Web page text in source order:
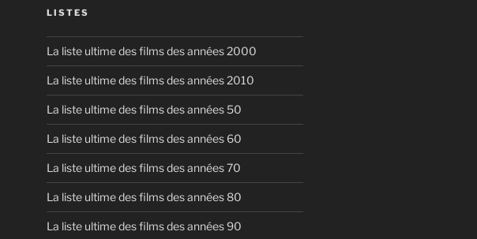
LISTES
La liste ultime des films des années 2000
La liste ultime des films des années 2010
La liste ultime des films des années 50
La liste ultime des films des années 60
La liste ultime des films des années 70
La liste ultime des films des années 80
La liste ultime des films des années 90